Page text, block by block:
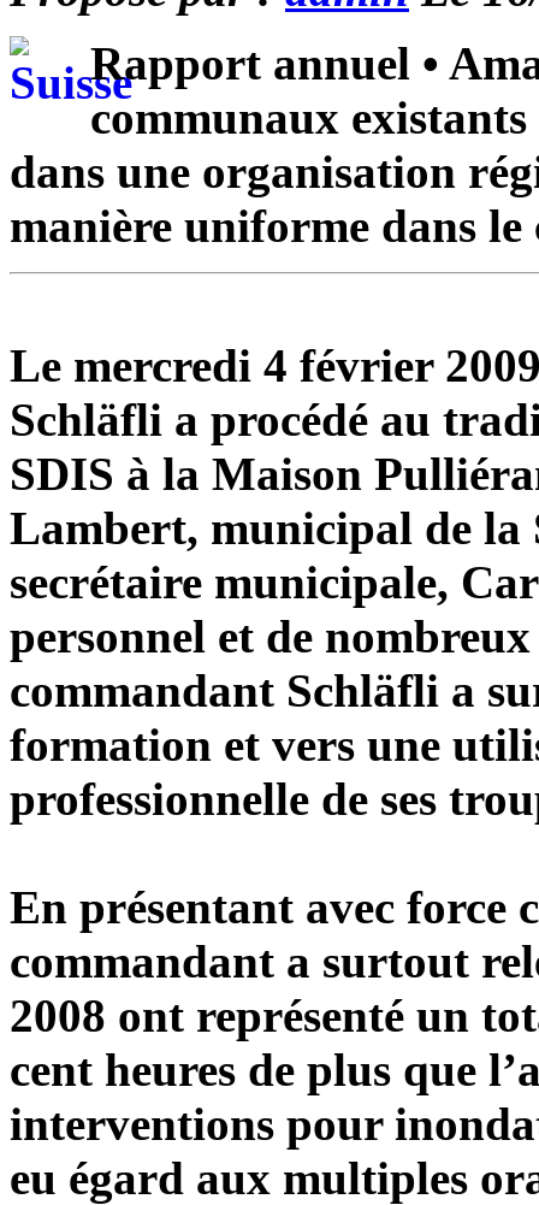
Rapport annuel •
communaux
dans une organisation
manière uniforme dans le
Le mercredi 4 février
Schläfli a procédé au
SDIS à la Maison
Lambert, municipal de
secrétaire municipale,
personnel et de
commandant Schläfli a
formation et vers une
professionnelle de ses
En présentant avec force
commandant a surtout
2008 ont représenté un
cent heures de plus que
interventions pour
eu égard aux multiples